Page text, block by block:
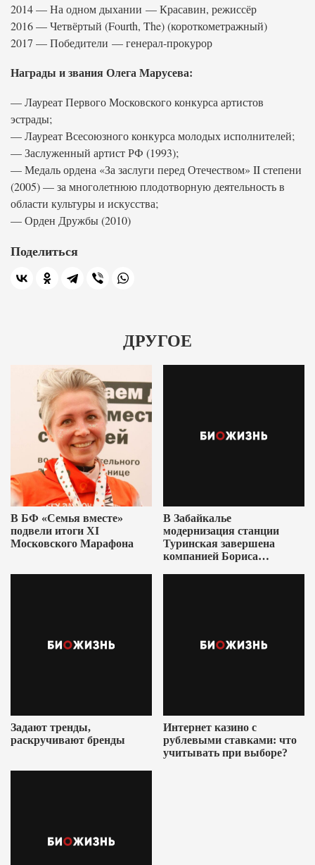
2014 — На одном дыхании — Красавин, режиссёр
2016 — Четвёртый (Fourth, The) (короткометражный)
2017 — Победители — генерал-прокурор
Награды и звания Олега Марусева:
— Лауреат Первого Московского конкурса артистов
эстрады;
— Лауреат Всесоюзного конкурса молодых исполнителей;
— Заслуженный артист РФ (1993);
— Медаль ордена «За заслуги перед Отечеством» II степени
(2005) — за многолетнюю плодотворную деятельность в
области культуры и искусства;
— Орден Дружбы (2010)
Поделиться
ДРУГОЕ
В БФ «Семья вместе»
подвели итоги XI
Московского Марафона
В Забайкалье
модернизация станции
Туринская завершена
компанией Бориса
Задают тренды,
раскручивают бренды
Интернет казино с
рублевыми ставками: что
учитывать при выборе?